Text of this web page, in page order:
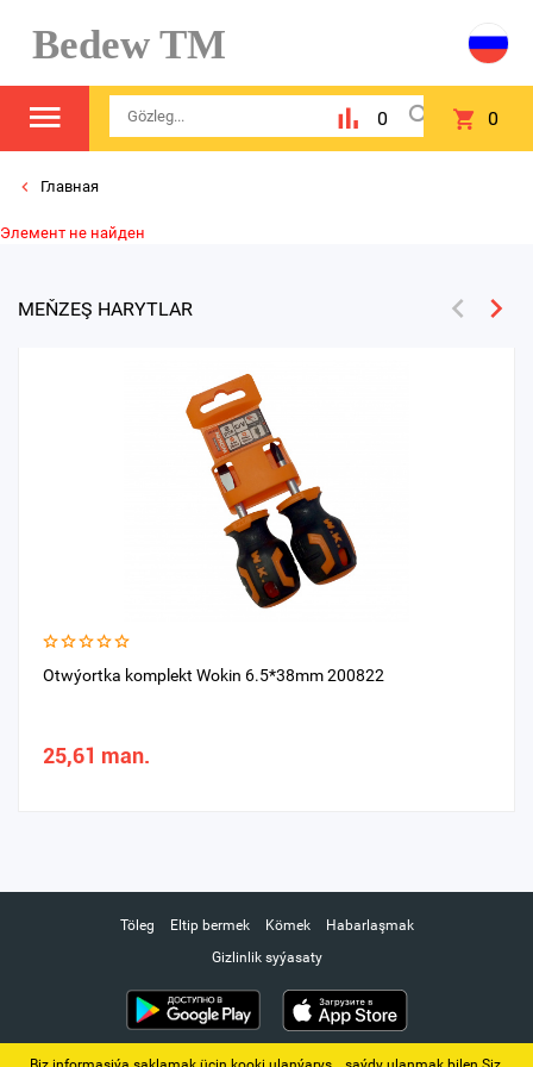
Bedew TM
0 0
Главная
Элемент не найден
MEŇZEŞ HARYTLAR
Otwýortka komplekt Wokin 6.5*38mm 200822
25,61 man.
Töleg Eltip bermek Kömek
Habarlaşmak
Gizlinlik syýasaty